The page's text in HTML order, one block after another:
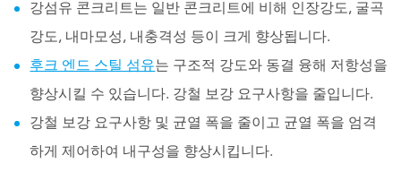
강섬유 콘크리트는 일반 콘크리트에 비해 인장강도, 굴곡
강도, 내마모성, 내충격성 등이 크게 향상됩니다.
후크 엔드 스틸 섬유는 구조적 강도와 동결 융해 저항성을
향상시킬 수 있습니다. 강철 보강 요구사항을 줄입니다.
강철 보강 요구사항 및 균열 폭을 줄이고 균열 폭을 엄격
하게 제어하여 내구성을 향상시킵니다.